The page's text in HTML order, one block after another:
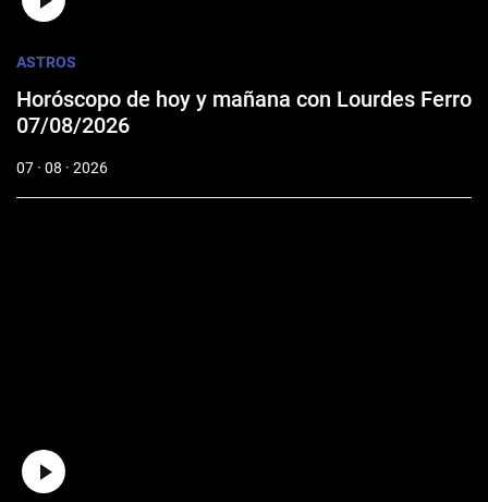
ASTROS
Horóscopo de hoy y mañana con Lourdes Ferro
07/08/2026
07 · 08 · 2026